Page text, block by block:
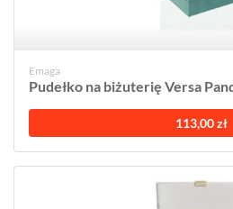
Emaga
Pudełko na biżuterię Versa
113,00 zł